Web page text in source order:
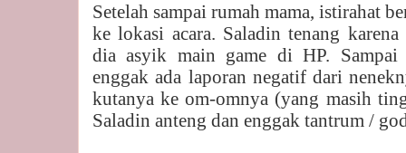
Setelah sampai rumah mama, istirahat
ke lokasi acara. Saladin tenang
dia asyik main game di HP. Sampai
enggak ada laporan negatif dari
kutanya ke om-omnya (yang masih
Saladin anteng dan enggak tantrum /